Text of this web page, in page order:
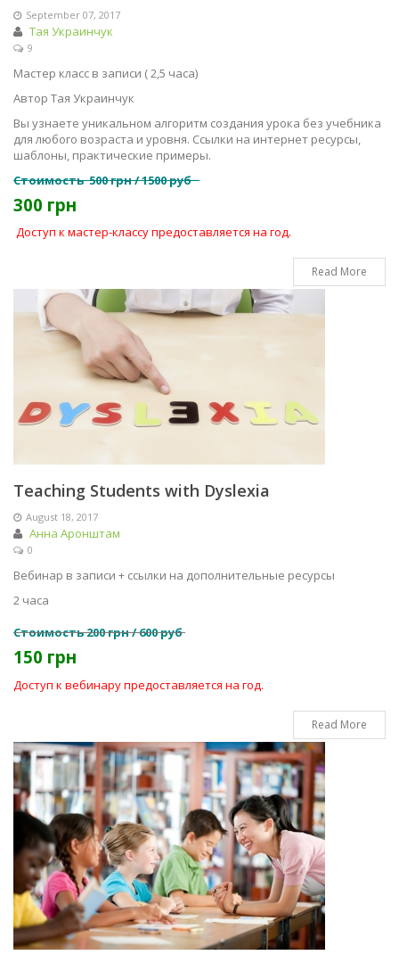
September 07, 2017
Тая Украинчук
9
Мастер класс в записи ( 2,5 часа)
Автор Тая Украинчук
Вы узнаете уникальном алгоритм создания урока без учебника
для любого возраста и уровня. Ссылки на интернет ресурсы,
шаблоны, практические примеры.
Стоимость 500 грн / 1500 руб
300 грн
Доступ к мастер-классу предоставляется на год.
Read More
Teaching Students with Dyslexia
August 18, 2017
Анна Аронштам
0
Вебинар в записи + ссылки на дополнительные ресурсы
2 часа
Стоимость 200 грн / 600 руб
150 грн
Доступ к вебинару предоставляется на год.
Read More